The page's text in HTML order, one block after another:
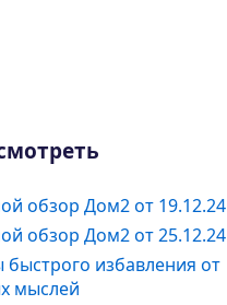
обзор Дом2 от 19.12.24
обзор Дом2 от 25.12.24
быстрого избавления от
мыслей